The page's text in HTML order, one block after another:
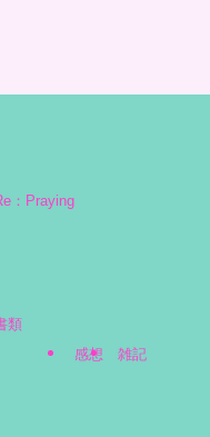
：Praying
類
感想 雑記